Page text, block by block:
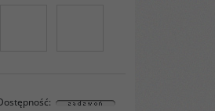
: